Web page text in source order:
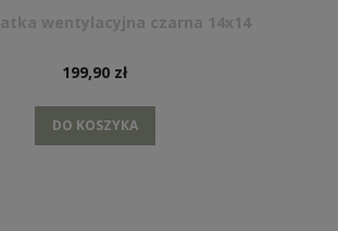
wentylacyjna czarna 14x14
199,90 zł
DO KOSZYKA